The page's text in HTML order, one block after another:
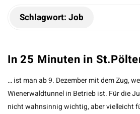
Schlagwort: Job
In 25 Minuten in
… ist man ab 9. Dezember mit dem Zug,
Wienerwaldtunnel in Betrieb ist. Für die
nicht wahnsinnig wichtig, aber vielleicht